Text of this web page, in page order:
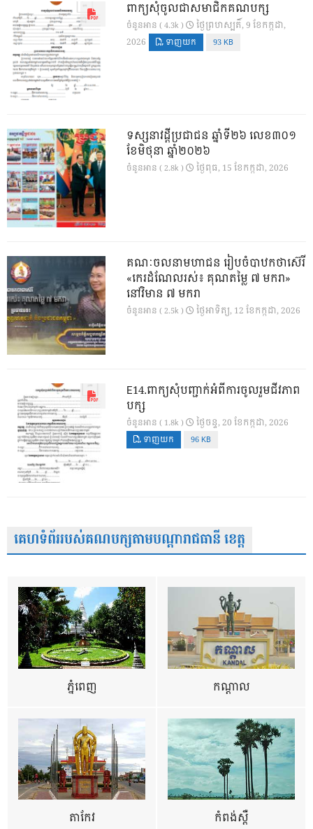
ពាក្យសុំចូលជាសមាជិកគណបក្ស
ចំនួនអាន ( 4.3k )
ថ្ងៃ​ព្រហស្បតិ៍, 9 ខែ​កក្កដា,
2026
ទាញយក 93 KB
ទស្សនាវដ្ដីប្រជាជន ឆ្នាំទី២៦ លេខ៣០១
ខែមិថុនា ឆ្នាំ២០២៦
ចំនួនអាន ( 2.8k ) ថ្ងៃ​ពុធ, 15 ខែ​កក្កដា, 2026
គណៈចលនាមហាជន រៀបចំបាឋកថាស៊េរី
«កេរដំណែលរស់៖ គុណតម្លៃ ៧ មករា»
នៅវិមាន ៧ មករា
ចំនួនអាន ( 2.5k ) ថ្ងៃ​អាទិត្យ, 12 ខែ​កក្កដា, 2026
E14.ពាក្យសុំបញ្ជាក់អំពីការចូលរួមជីវភាព
បក្ស
ចំនួនអាន ( 1.8k ) ថ្ងៃ​ចន្ទ, 20 ខែ​កក្កដា, 2026
ទាញយក 96 KB
គេហទំព័ររបស់គណបក្សតាមបណ្តារាជធានី ខេត្ត
ភ្នំពេញ កណ្តាល
តាកែវ កំពង់ស្ពឺ